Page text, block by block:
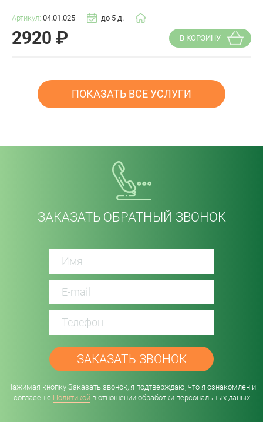
Артикул: 04.01.025 до 5 д.
2920 ₽ В КОРЗИНУ
ПОКАЗАТЬ ВСЕ УСЛУГИ
ЗАКАЗАТЬ ОБРАТНЫЙ ЗВОНОК
Нажимая кнопку Заказать звонок, я подтверждаю, что я ознакомлен и
согласен с Политикойв отношении обработки персональных даных